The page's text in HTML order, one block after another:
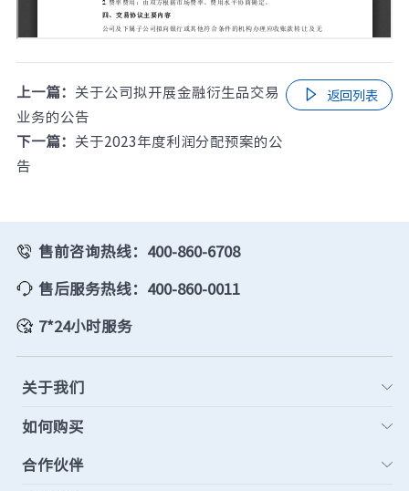
上一篇： 关于公司拟开展金融衍生品交易
业务的公告
下一篇： 关于2023年度利润分配预案的公
告
 返回列表
售前咨询热线：400-860-6708
售后服务热线：400-860-0011
7*24小时服务
关于我们
如何购买
合作伙伴